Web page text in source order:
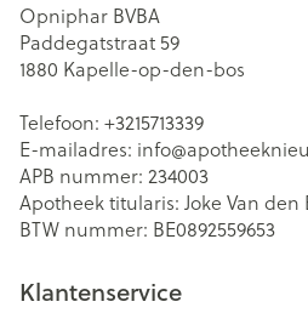
Opniphar BVBA
Paddegatstraat 59
1880 Kapelle-op-den-bos
Telefoon: +3215713339
E-mailadres: info@
APB nummer: 234003
Apotheek titularis: Joke Van den
BTW nummer: BE0892559653
Klantenservice